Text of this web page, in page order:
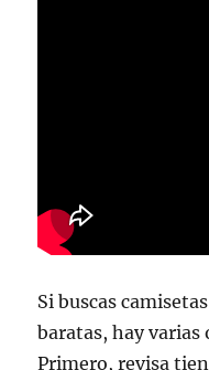
Si buscas
baratas, hay varias
Primero, revisa